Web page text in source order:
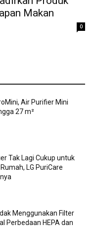
Makan
0
Air Purifier Mini
27 m²
Tak Lagi Cukup untuk
LG PuriCare
Menggunakan Filter
Perbedaan HEPA dan